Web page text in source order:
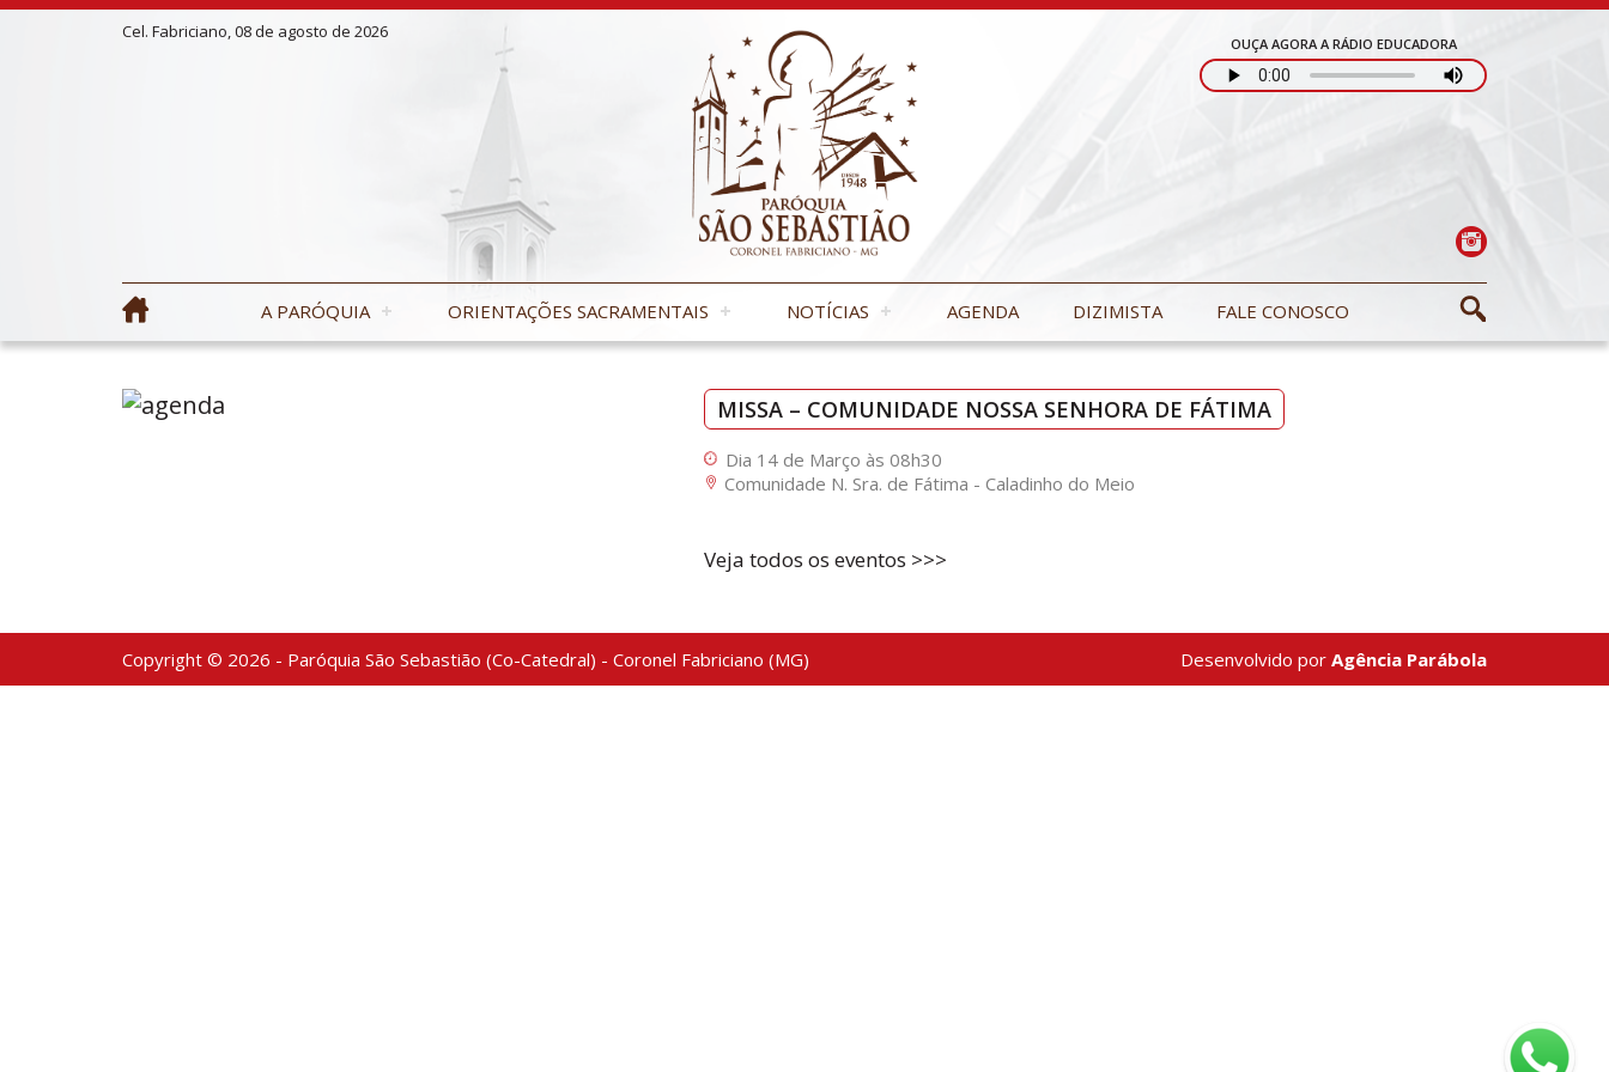
Cel. Fabriciano, 08 de agosto de 2026
OUÇA AGORA A RÁDIO EDUCADORA
A PARÓQUIA ORIENTAÇÕES SACRAMENTAIS NOTÍCIAS AGENDA DIZIMISTA FALE CONOSCO
MISSA – COMUNIDADE NOSSA SENHORA DE FÁTIMA
Dia 14 de Março às 08h30
Comunidade N. Sra. de Fátima - Caladinho do Meio
Veja todos os eventos >>>
Copyright © 2026 - Paróquia São Sebastião (Co-Catedral) - Coronel Fabriciano (MG) Desenvolvido por Agência Parábola